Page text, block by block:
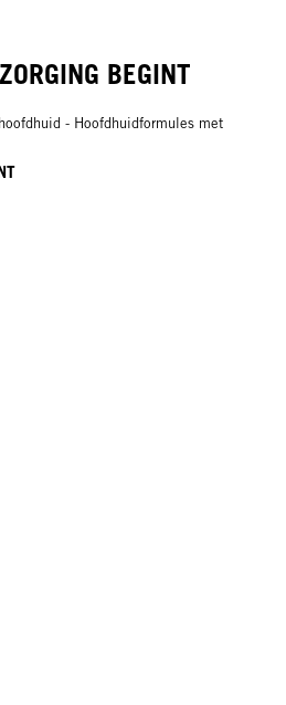
BEGINT
- Hoofdhuidformules met